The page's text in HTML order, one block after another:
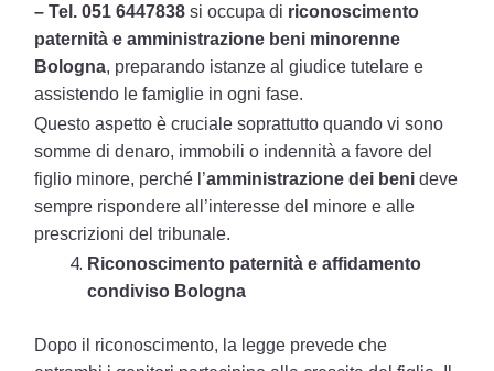
– Tel. 051 6447838 si occupa di riconoscimento
paternità e amministrazione beni minorenne
Bologna, preparando istanze al giudice tutelare e
assistendo le famiglie in ogni fase.
Questo aspetto è cruciale soprattutto quando vi sono
somme di denaro, immobili o indennità a favore del
figlio minore, perché l’amministrazione dei beni deve
sempre rispondere all’interesse del minore e alle
prescrizioni del tribunale.
Riconoscimento paternità e affidamento
condiviso Bologna
Dopo il riconoscimento, la legge prevede che